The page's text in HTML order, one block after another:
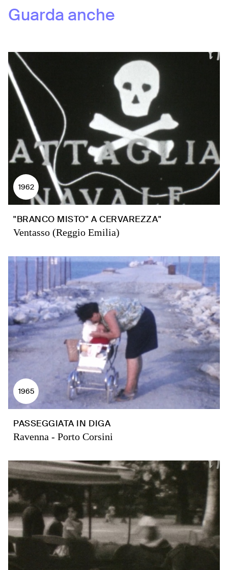
Guarda anche
1962
"BRANCO MISTO" A CERVAREZZA"
Ventasso (Reggio Emilia)
1965
PASSEGGIATA IN DIGA
Ravenna - Porto Corsini